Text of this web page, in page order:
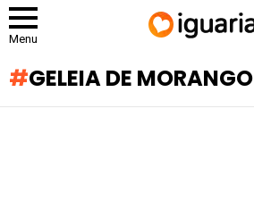
Menu
GELEIA DE MORANGO